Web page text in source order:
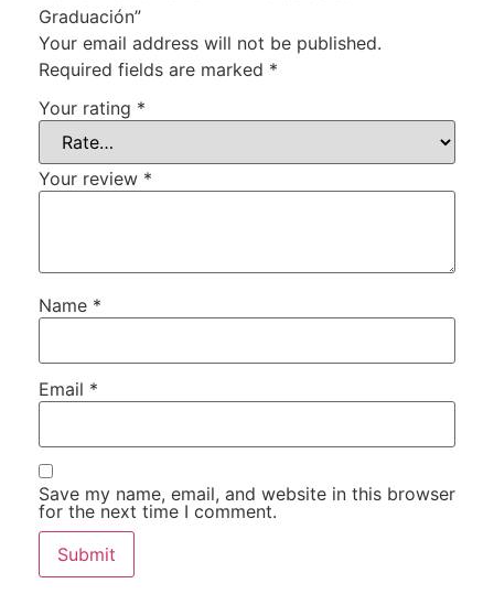
Graduación”
Your email address will not be published.
Required fields are marked *
Your rating *
Your review *
Name *
Email *
Save my name, email, and website in this browser
for the next time I comment.